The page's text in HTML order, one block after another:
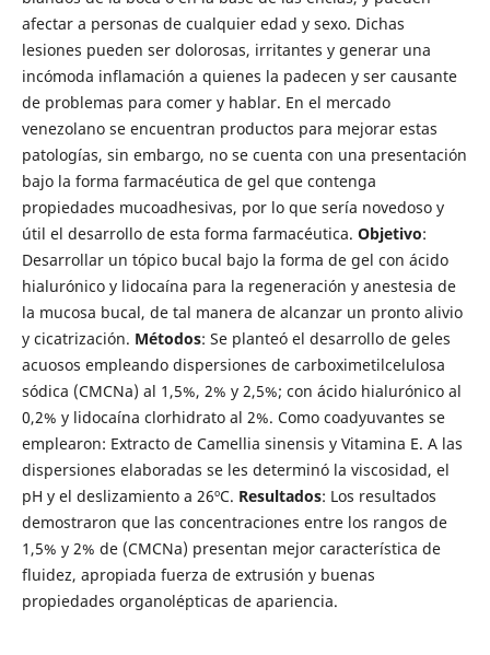
afectar a personas de cualquier edad y sexo. Dichas
lesiones pueden ser dolorosas, irritantes y generar una
incómoda inflamación a quienes la padecen y ser causante
de problemas para comer y hablar. En el mercado
venezolano se encuentran productos para mejorar estas
patologías, sin embargo, no se cuenta con una presentación
bajo la forma farmacéutica de gel que contenga
propiedades mucoadhesivas, por lo que sería novedoso y
útil el desarrollo de esta forma farmacéutica. Objetivo:
Desarrollar un tópico bucal bajo la forma de gel con ácido
hialurónico y lidocaína para la regeneración y anestesia de
la mucosa bucal, de tal manera de alcanzar un pronto alivio
y cicatrización. Métodos: Se planteó el desarrollo de geles
acuosos empleando dispersiones de carboximetilcelulosa
sódica (CMCNa) al 1,5%, 2% y 2,5%; con ácido hialurónico al
0,2% y lidocaína clorhidrato al 2%. Como coadyuvantes se
emplearon: Extracto de Camellia sinensis y Vitamina E. A las
dispersiones elaboradas se les determinó la viscosidad, el
pH y el deslizamiento a 26ºC. Resultados: Los resultados
demostraron que las concentraciones entre los rangos de
1,5% y 2% de (CMCNa) presentan mejor característica de
fluidez, apropiada fuerza de extrusión y buenas
propiedades organolépticas de apariencia.